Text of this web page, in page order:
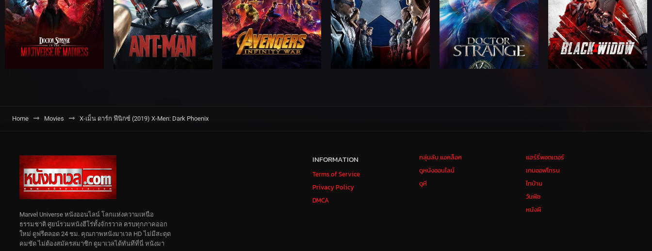
Home Movies X-เม็น ดาร์ก ฟีนิกซ์ (2019) X-Men: Dark Phoenix
INFORMATION
Terms of Service
Privacy Policy
DMCA
กลุ่มลับ แอคล็อค
ดูหนังออนไลน์
ดูหี
แฮร์รี่พอตเตอร์
เกมออฟโทรน
ไทบ้าน
วันพีช
หนังผี
Marvel Universe หนังออนไลน์ โลกแห่งความเหนือ
ธรรมชาติ ศูยน์รวมหนังฮีโร่ทั้งจักรวาล ครบทุกภาคออก
ใหม่ ดูฟรีตลอด 24 ชม. คุณภาพหนังมาเวล HD ไม่มีสะดุด
คมชัด ไม่ต้องสมัครสมาชิก ดูมาเวลได้ทันทีที่นี่ หนังมา